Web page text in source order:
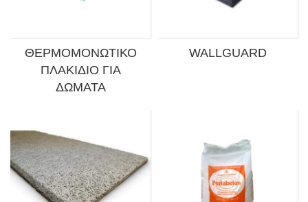
ΘΕΡΜΟΜΟΝΩΤΙΚΌ
ΠΛΑΚΊΔΙΟ ΓΙΑ
ΔΏΜΑΤΑ
WALLGUARD